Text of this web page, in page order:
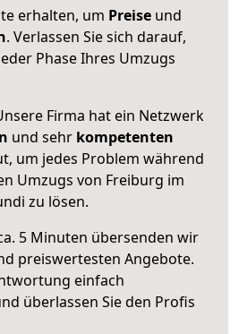
erhalten, um Preise und
. Verlassen Sie sich darauf,
Phase Ihres Umzugs
Firma hat ein Netzwerk
und sehr kompetenten
um jedes Problem während
Umzugs von Freiburg im
zu lösen.
5 Minuten übersenden wir
preiswertesten Angebote.
einfach
überlassen Sie den Profis